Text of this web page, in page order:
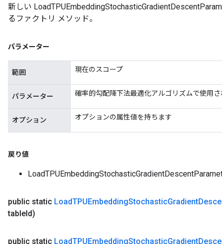
新しい
るファクトリ メソッド。
パラメーター
範囲 現在のスコープ
パラメーター 確率的勾配降下法最適化アルゴリズムで使用
オプション オプションの属性値を持ちます
戻り値
public static LoadTPUEmbeddingStochasticGradient
tableId)
public static LoadTPUEmbeddingStochasticGradient